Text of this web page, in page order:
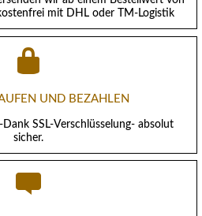
mit DHL oder TM-Logistik
UND BEZAHLEN
SSL-Verschlüsselung- absolut
sicher.